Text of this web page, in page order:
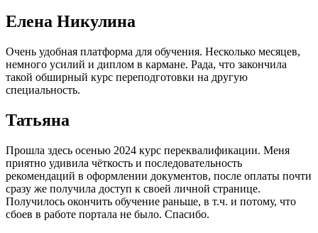
Елена Никулина
Очень удобная платформа для обучения. Несколько месяцев,
немного усилий и диплом в кармане. Рада, что закончила
такой обширный курс переподготовки на другую
специальность.
Татьяна
Прошла здесь осенью 2024 курс переквалификации. Меня
приятно удивила чёткость и последовательность
рекомендаций в оформлении документов, после оплаты почти
сразу же получила доступ к своей личной странице.
Получилось окончить обучение раньше, в т.ч. и потому, что
сбоев в работе портала не было. Спасибо.